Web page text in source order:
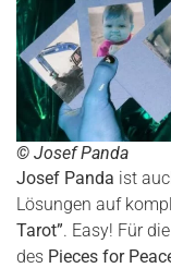
© Josef Panda
Josef Panda ist
Lösungen auf
Tarot”. Easy! Für
des Pieces for